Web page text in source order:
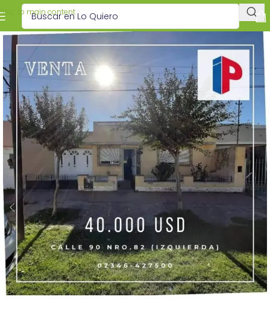
Skip to main content